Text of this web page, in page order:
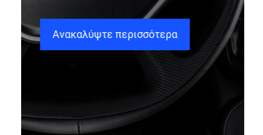
Ανακαλύψτε περισσότερα